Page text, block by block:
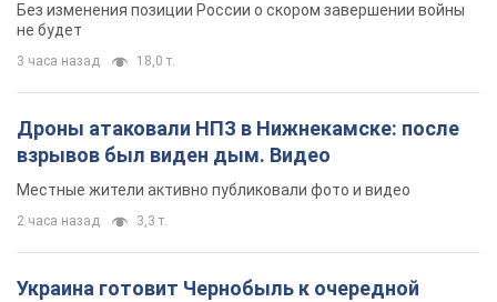
Без изменения позиции России о скором завершении войны
не будет
3 часа назад 18,0 т.
Дроны атаковали НПЗ в Нижнекамске: после
взрывов был виден дым. Видео
Местные жители активно публиковали фото и видео
2 часа назад 3,3 т.
Украина готовит Чернобыль к очередной